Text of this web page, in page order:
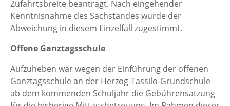
Zufahrtsbreite beantragt. Nach eingehender
Kenntnisnahme des Sachstandes wurde der
Abweichung in diesem Einzelfall zugestimmt.
Offene Ganztagsschule
Aufzuheben war wegen der Einführung der offenen
Ganztagsschule an der Herzog-Tassilo-Grundschule
ab dem kommenden Schuljahr die Gebührensatzung